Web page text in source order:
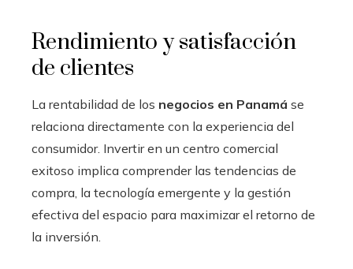
Rendimiento y satisfacción
de clientes
La rentabilidad de los negocios en Panamá se
relaciona directamente con la experiencia del
consumidor. Invertir en un centro comercial
exitoso implica comprender las tendencias de
compra, la tecnología emergente y la gestión
efectiva del espacio para maximizar el retorno de
la inversión.